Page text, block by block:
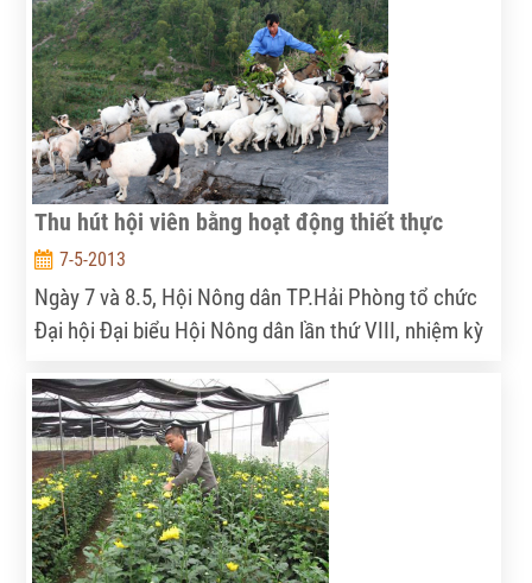
Đến nay, Bình Thuận là địa phương có diện tích cây
ăn trái sản xuất theo quy trình VietGAP lớn nhất
nước. Trao đổi với phóng viên xung quanh vấn đề
này, ông Huỳnh Thanh Cảnh, Giám đốc Sở Nông
nghiệp và PTNT Bình Thuận cho biết:
Thu hút hội viên bằng hoạt động thiết thực
7-5-2013
Ngày 7 và 8.5, Hội Nông dân TP.Hải Phòng tổ chức
Đại hội Đại biểu Hội Nông dân lần thứ VIII, nhiệm kỳ
động - hội nhập - phát triển bền vững”.